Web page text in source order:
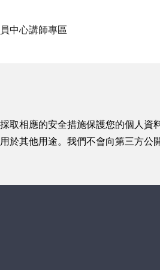
中心講師專區
取相應的安全措施保護您的個人資
於其他用途。我們不會向第三方公